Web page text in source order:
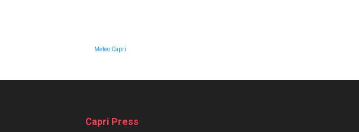
Meteo Capri
Capri Press